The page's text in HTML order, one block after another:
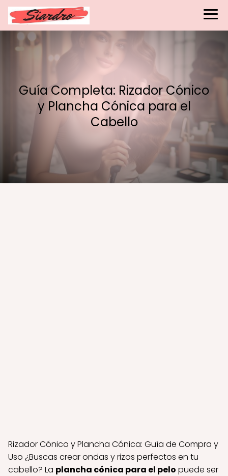
Guía Completa: Rizador Cónico
y Plancha Cónica para el
Cabello
Rizador Cónico y Plancha Cónica: Guía de Compra y
Uso ¿Buscas crear ondas y rizos perfectos en tu
cabello? La plancha cónica para el pelo puede ser